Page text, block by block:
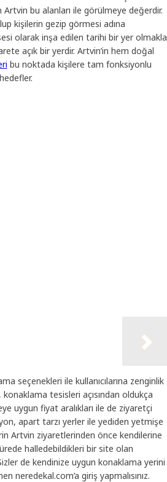
Artvin bu alanları ile görülmeye değerdir.
kişilerin gezip görmesi adına
olarak inşa edilen tarihi bir yer olmakla
açık bir yerdir. Artvin’in hem doğal
bu noktada kişilere tam fonksiyonlu
seçenekleri ile kullanıcılarına zenginlik
tesisleri açısından oldukça
uygun fiyat aralıkları ile de ziyaretçi
apart tarzı yerler ile yediden yetmişe
Artvin ziyaretlerinden önce kendilerine
halledebildikleri bir site olan
de kendinize uygun konaklama yerini
neredekal.com’a giriş yapmalısınız.